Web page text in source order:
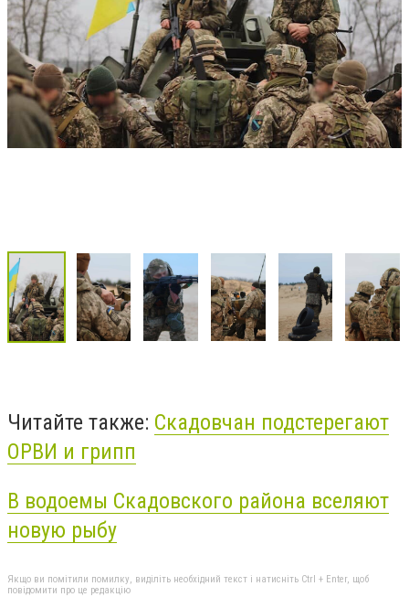
Читайте также: Скадовчан подстерегают
ОРВИ и грипп
В водоемы Скадовского района вселяют
новую рыбу
Якщо ви помітили помилку, виділіть необхідний текст і натисніть Ctrl + Enter, щоб
повідомити про це редакцію